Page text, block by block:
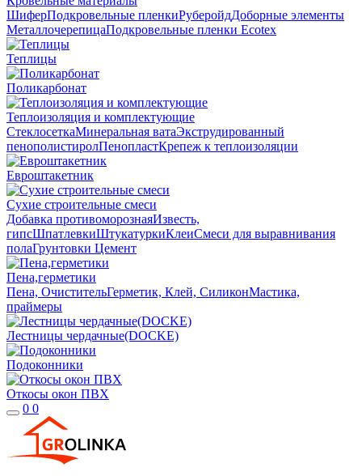
ШиферПодкровельные пленкиРуберойдДоборные элементы
МеталлочерепицаПодкровельные пленки Ecotex
Теплицы
Поликарбонат
Теплоизоляция и комплектующие
СтеклосеткаМинеральная ватаЭкструдированный
пенополистиролПенопластКрепеж к теплоизоляции
Евроштакетник
Сухие строительные смеси
Добавка противоморознаяИзвесть,
гипсШпатлевкиШтукатуркиКлеиСмеси для выравнивания
полаГрунтовки Цемент
Пена,герметики
Пена, ОчистительГерметик, Клей, СиликонМастика,
праймеры
Лестницы чердачные(DOCKE)
Подоконники
Откосы окон ПВХ
0 0